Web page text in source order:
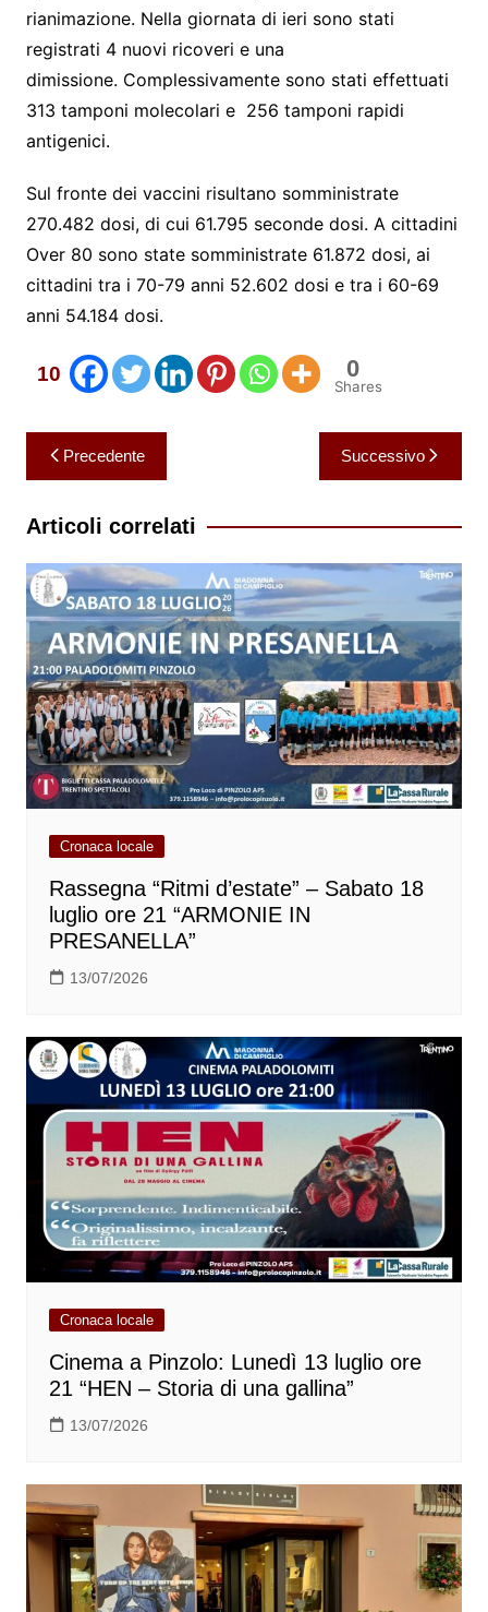
rianimazione. Nella giornata di ieri sono stati
registrati 4 nuovi ricoveri e una
dimissione. Complessivamente sono stati effettuati
313 tamponi molecolari e 256 tamponi rapidi
antigenici.
Sul fronte dei vaccini risultano somministrate
270.482 dosi, di cui 61.795 seconde dosi. A cittadini
Over 80 sono state somministrate 61.872 dosi, ai
cittadini tra i 70-79 anni 52.602 dosi e tra i 60-69
anni 54.184 dosi.
10 0
Shares
Navigazione
articoli
Precedente Successivo
Articoli correlati
Cronaca locale
Rassegna “Ritmi d’estate” – Sabato 18
luglio ore 21 “ARMONIE IN
PRESANELLA”
13/07/2026
Cronaca locale
Cinema a Pinzolo: Lunedì 13 luglio ore
21 “HEN – Storia di una gallina”
13/07/2026